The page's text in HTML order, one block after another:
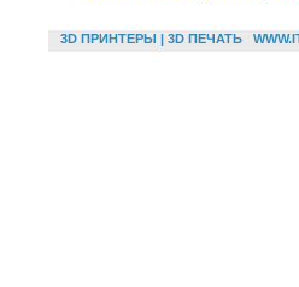
3D ПРИНТЕРЫ | 3D ПЕЧАТЬ